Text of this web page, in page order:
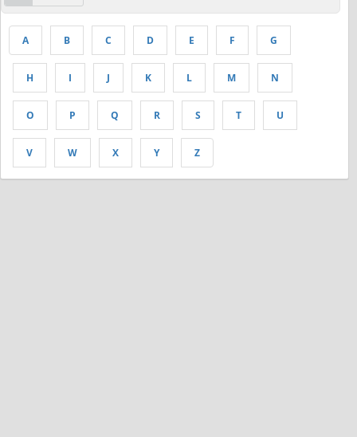
A B C D E F G
H I J K L M N
O P Q R S T U
V W X Y Z